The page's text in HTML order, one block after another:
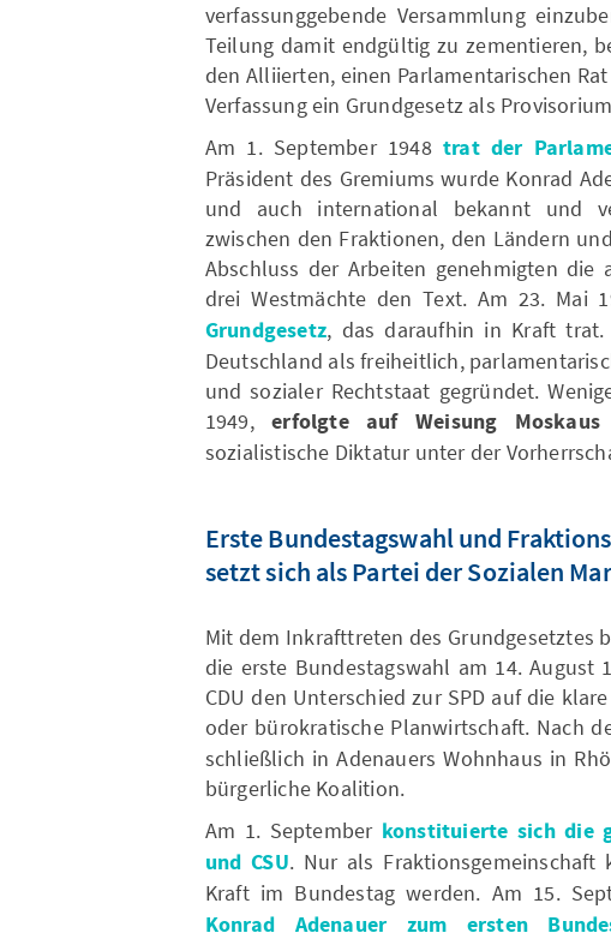
verfassunggebende Versammlung
Teilung damit endgültig zu zementieren,
den Alliierten, einen Parlamentarischen
Verfassung ein Grundgesetz als
Am 1. September 1948 trat der
Präsident des Gremiums wurde Konrad
und auch international bekannt und
zwischen den Fraktionen, den Ländern
Abschluss der Arbeiten genehmigten die
drei Westmächte den Text. Am 23. Mai
Grundgesetz, das daraufhin in Kraft
Deutschland als freiheitlich,
und sozialer Rechtstaat gegründet.
1949,erfolgte auf Weisung
sozialistische Diktatur unter der
Erste Bundestagswahl und
setzt sich als Partei der Sozialen
Mit dem Inkrafttreten des Grundgesetztes
die erste Bundestagswahl am 14. August
CDU den Unterschied zur SPD auf die
oder bürokratische Planwirtschaft. Nach
schließlich in Adenauers Wohnhaus in
bürgerliche Koalition.
Am 1. September konstituierte sich die
und CSU. Nur als
Kraft im Bundestag werden. Am 15.
Konrad Adenauer zum ersten